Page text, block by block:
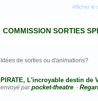
Afficher le
COMMISSION SORTIES
Idées de sorties ou d'animations?
PIRATE, L'incroyable destin de
envoyé parpocket-theatre. -